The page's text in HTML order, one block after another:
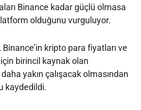
Binance kadar güçlü olmasa
olduğunu vurguluyor.
kripto para fiyatları ve
birincil kaynak olan
yakın çalışacak olmasından
kaydedildi.